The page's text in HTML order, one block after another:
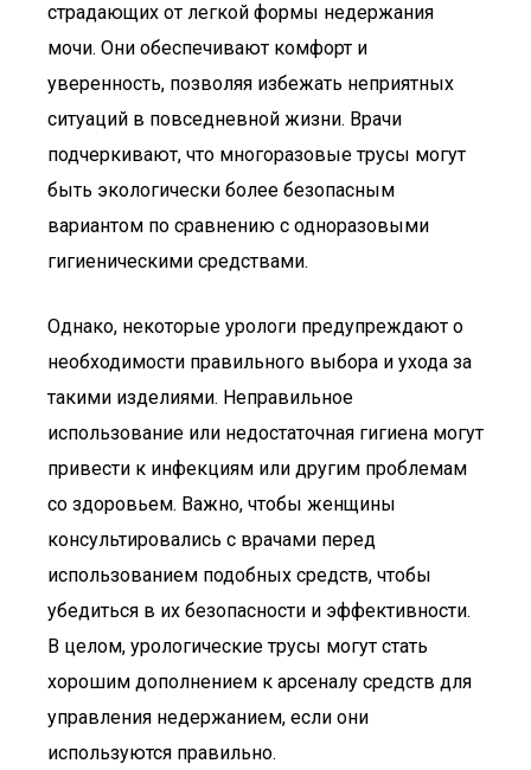
страдающих от легкой формы недержания
мочи. Они обеспечивают комфорт и
уверенность, позволяя избежать неприятных
ситуаций в повседневной жизни. Врачи
подчеркивают, что многоразовые трусы могут
быть экологически более безопасным
вариантом по сравнению с одноразовыми
гигиеническими средствами.
Однако, некоторые урологи предупреждают о
необходимости правильного выбора и ухода за
такими изделиями. Неправильное
использование или недостаточная гигиена могут
привести к инфекциям или другим проблемам
со здоровьем. Важно, чтобы женщины
консультировались с врачами перед
использованием подобных средств, чтобы
убедиться в их безопасности и эффективности.
В целом, урологические трусы могут стать
хорошим дополнением к арсеналу средств для
управления недержанием, если они
используются правильно.